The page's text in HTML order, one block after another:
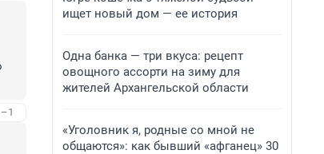
–1
ищет новый дом — ее история
Одна банка — три вкуса: рецепт
овощного ассорти на зиму для
жителей Архангельской области
«Уголовник я, родные со мной не
общаются»: как бывший «афганец» 30